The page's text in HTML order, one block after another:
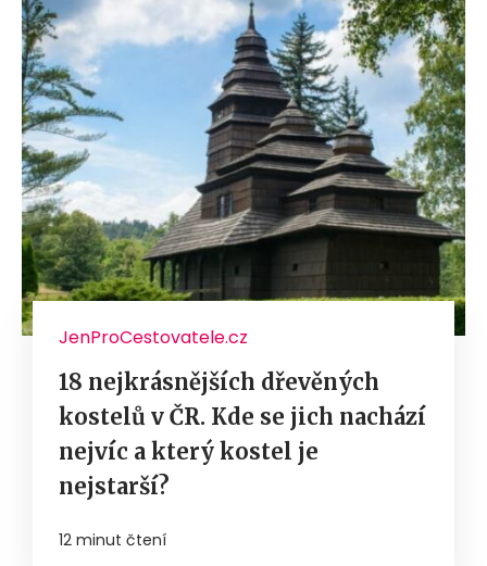
JenProCestovatele.cz
18 nejkrásnějších dřevěných
kostelů v ČR. Kde se jich nachází
nejvíc a který kostel je
nejstarší?
12 minut čtení